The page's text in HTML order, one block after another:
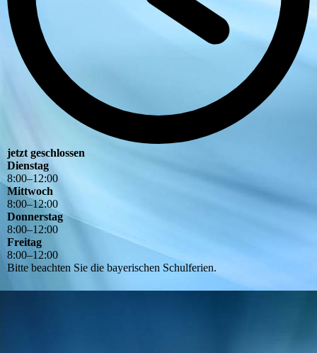
jetzt geschlossen
Dienstag
8:00–12:00
Mittwoch
8:00–12:00
Donnerstag
8:00–12:00
Freitag
8:00–12:00
Bitte beachten Sie die bayerischen Schulferien.